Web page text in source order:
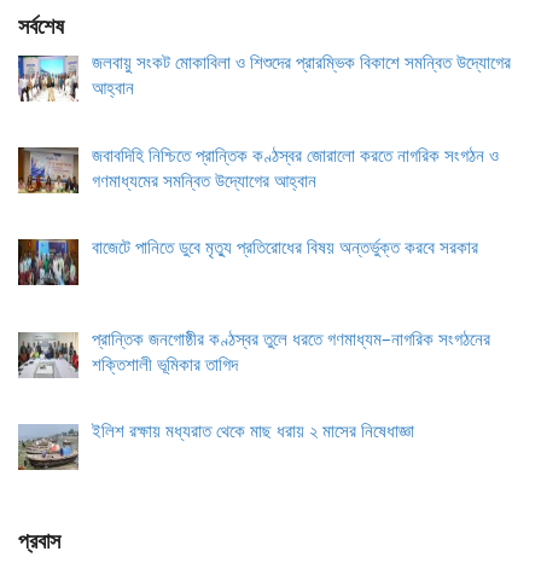
সর্বশেষ
জলবায়ু সংকট মোকাবিলা ও শিশুদের প্রারম্ভিক বিকাশে সমন্বিত উদ্যোগের
আহ্বান
জবাবদিহি নিশ্চিতে প্রান্তিক কণ্ঠস্বর জোরালো করতে নাগরিক সংগঠন ও
গণমাধ্যমের সমন্বিত উদ্যোগের আহ্বান
বাজেটে পানিতে ডুবে মৃত্যু প্রতিরোধের বিষয় অন্তর্ভুক্ত করবে সরকার
প্রান্তিক জনগোষ্ঠীর কণ্ঠস্বর তুলে ধরতে গণমাধ্যম–নাগরিক সংগঠনের
শক্তিশালী ভূমিকার তাগিদ
ইলিশ রক্ষায় মধ্যরাত থেকে মাছ ধরায় ২ মাসের নিষেধাজ্ঞা
প্রবাস